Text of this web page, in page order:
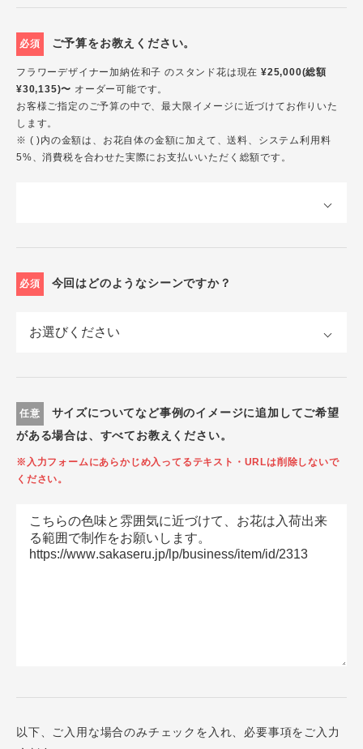
必須 ご予算をお教えください。
フラワーデザイナー加納佐和子 のスタンド花は現在 ¥25,000(総額
¥30,135)〜 オーダー可能です。
お客様ご指定のご予算の中で、最大限イメージに近づけてお作りいた
します。
※ ( )内の金額は、お花自体の金額に加えて、送料、システム利用料
5%、消費税を合わせた実際にお支払いいただく総額です。
必須 今回はどのようなシーンですか？
任意
サイズについてなど事例のイメージに追加してご希望
がある場合は、すべてお教えください。
※入力フォームにあらかじめ入ってるテキスト・URLは削除しないで
ください。
以下、ご入用な場合のみチェックを入れ、必要事項をご入力